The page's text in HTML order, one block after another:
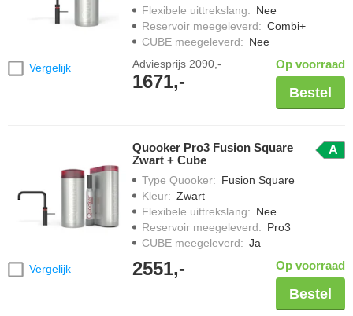
Vergelijk
Flexibele uittrekslang: Nee
Reservoir meegeleverd: Combi+
CUBE meegeleverd: Nee
Adviesprijs 2090,-
1671,-
Op voorraad
Bestel
Vergelijk
Quooker Pro3 Fusion Square
Zwart + Cube
A
Type Quooker: Fusion Square
Kleur: Zwart
Flexibele uittrekslang: Nee
Reservoir meegeleverd: Pro3
CUBE meegeleverd: Ja
2551,- Op voorraad
Bestel